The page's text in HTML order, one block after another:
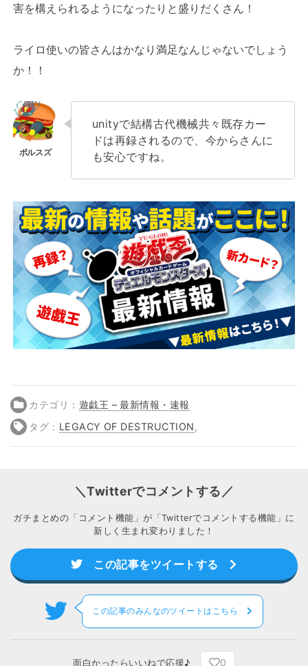
害を構えられるようになったりと盛りだくさん！
ライロ使いの皆さんはかなり満足なんじゃないでしょう
か！！
unityで結構古代機械共々既存カー
ドは再録されるので、今からさんに
も安心ですね。
カテゴリ： 遊戯王 – 最新情報・速報
タグ： LEGACY OF DESTRUCTION ,
＼Twitterでコメントする／
ガチまとめの「コメント機能」が「Twitterでコメントする機能」に
新しく生まれ変わりました！
この記事をツイートする
この記事のみんなのツイートはこちら
面白かったらいいねで応援♪ 0